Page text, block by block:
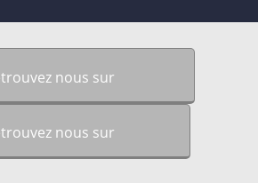
nous sur
nous sur